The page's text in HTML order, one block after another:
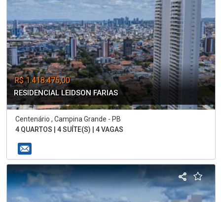
R$ 1.418.475,00
RESIDENCIAL LEIDSON FARIAS
Centenário , Campina Grande - PB
4 QUARTOS | 4 SUÍTE(S) | 4 VAGAS